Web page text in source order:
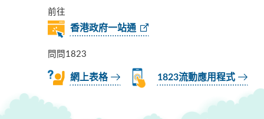
前往
香港政府一站通
問問1823
網上表格 1823流動應用程式